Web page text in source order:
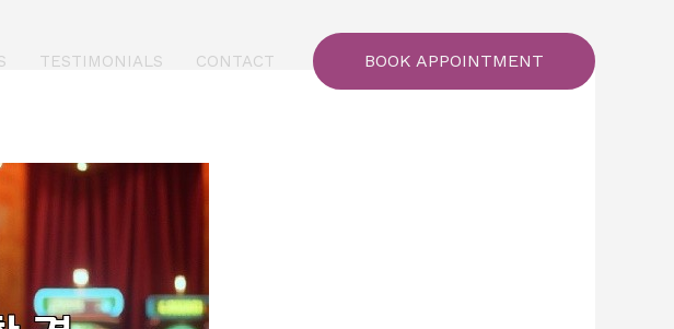
TESTIMONIALS CONTACT BOOK APPOINTMENT